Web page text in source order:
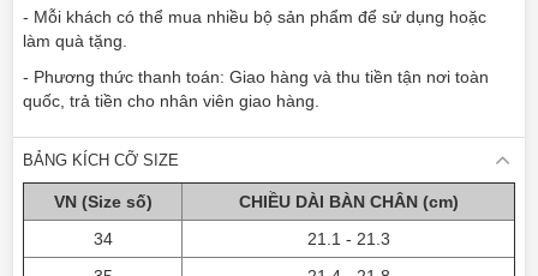
- Phương thức thanh toán: Giao hàng và thu tiền tận nơi toàn
quốc, trả tiền cho nhân viên giao hàng.
BẢNG KÍCH CỠ SIZE
VN (Size số)
34
21.1 - 21.3
35
21.4 - 21.8
36
21.9 - 22.4